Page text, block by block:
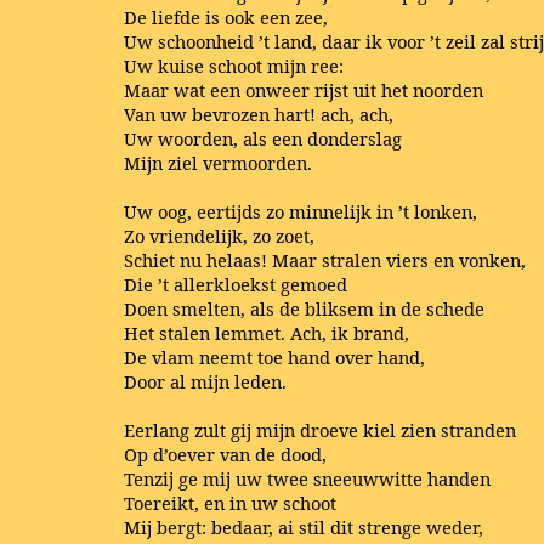
De liefde is ook een zee,
Uw schoonheid ’t land, daar ik voor ’t zeil zal
Uw kuise schoot mijn ree:
Maar wat een onweer rijst uit het noorden
Van uw bevrozen hart! ach, ach,
Uw woorden, als een donderslag
Mijn ziel vermoorden.
Uw oog, eertijds zo minnelijk in ’t lonken,
Zo vriendelijk, zo zoet,
Schiet nu helaas! Maar stralen viers en vonken,
Die ’t allerkloekst gemoed
Doen smelten, als de bliksem in de schede
Het stalen lemmet. Ach, ik brand,
De vlam neemt toe hand over hand,
Door al mijn leden.
Eerlang zult gij mijn droeve kiel zien stranden
Op d’oever van de dood,
Tenzij ge mij uw twee sneeuwwitte handen
Toereikt, en in uw schoot
Mij bergt: bedaar, ai stil dit strenge weder,